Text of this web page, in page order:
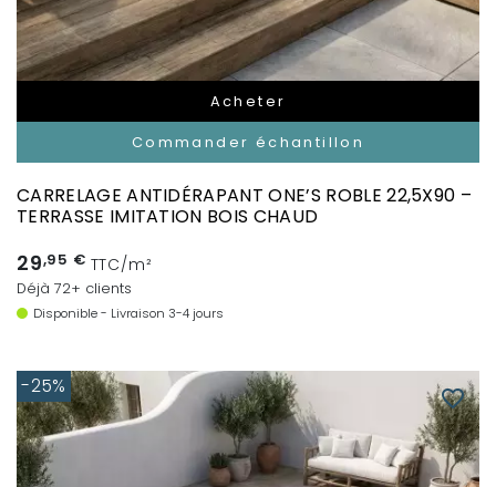
Acheter
Commander échantillon
CARRELAGE ANTIDÉRAPANT ONE’S ROBLE 22,5X90 –
TERRASSE IMITATION BOIS CHAUD
29,95 € TTC/m²
Déjà 72+ clients
Disponible - Livraison 3-4 jours
favorite_border
-25%